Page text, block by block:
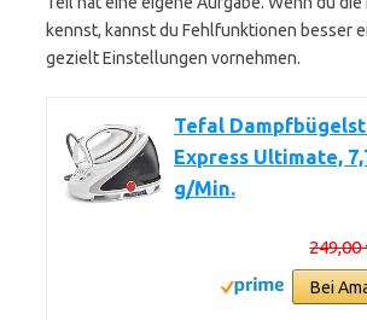
kennst, kannst du Fehlfunktionen besser
gezielt Einstellungen vornehmen.
Tefal
Express Ultimate,
g/Min.
249,00
Bei